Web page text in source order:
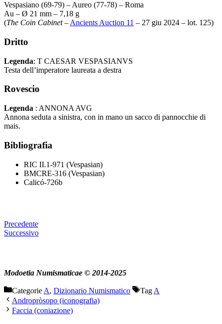
Vespasiano (69-79) – Aureo (77-78) – Roma
Au – Ø 21 mm – 7,18 g
(The Coin Cabinet– Ancients Auction 11 – 27 giu 2024 – lot. 125)
Dritto
Legenda: T CAESAR VESPASIANVS
Testa dell’imperatore laureata a destra
Rovescio
Legenda : ANNONA AVG
Annona seduta a sinistra, con in mano un sacco di pannocchie di
mais.
Bibliografia
RIC II.1-971 (Vespasian)
BMCRE-316 (Vespasian)
Calicó-726b
Precedente
Successivo
Modoetia Numismaticae © 2014-2025
Categorie A, Dizionario Numismatico Tag A
Andropròsopo (iconografia)
Faccia (coniazione)